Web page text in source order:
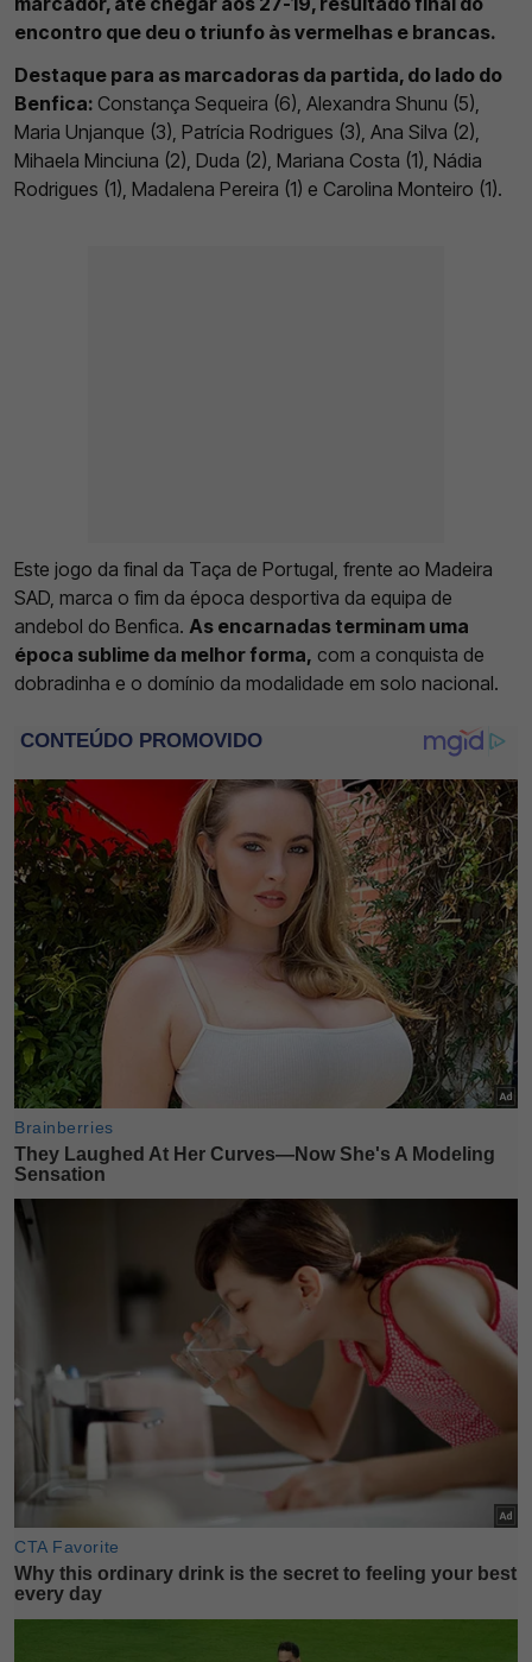
encontro que deu o triunfo às vermelhas e brancas.
Destaque para as marcadoras da partida, do lado do
Benfica: Constança Sequeira (6), Alexandra Shunu (5),
Maria Unjanque (3), Patrícia Rodrigues (3), Ana Silva (2),
Mihaela Minciuna (2), Duda (2), Mariana Costa (1), Nádia
Rodrigues (1), Madalena Pereira (1) e Carolina Monteiro (1).
Este jogo da final da Taça de Portugal, frente ao Madeira
SAD, marca o fim da época desportiva da equipa de
andebol do Benfica. As encarnadas terminam uma
época sublime da melhor forma, com a conquista de
dobradinha e o domínio da modalidade em solo nacional.